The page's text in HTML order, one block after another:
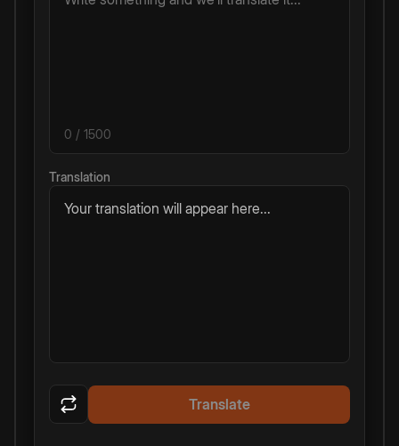
0 / 1500
Translation
Your translation will appear here...
Translate